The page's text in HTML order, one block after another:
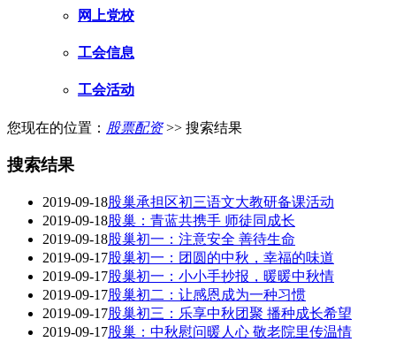
网上党校
工会信息
工会活动
您现在的位置： 股票配资>> 搜索结果
搜索结果
2019-09-18股巢承担区初三语文大教研备课活动
2019-09-18股巢：青蓝共携手 师徒同成长
2019-09-18股巢初一：注意安全 善待生命
2019-09-17股巢初一：团圆的中秋，幸福的味道
2019-09-17股巢初一：小小手抄报，暖暖中秋情
2019-09-17股巢初二：让感恩成为一种习惯
2019-09-17股巢初三：乐享中秋团聚 播种成长希望
2019-09-17股巢：中秋慰问暖人心 敬老院里传温情